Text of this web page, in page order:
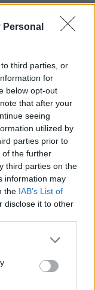
Personal
third parties, or
for
below opt-out
that after your
seeing
utilized by
parties prior to
of the further
third parties on the
information may
the IAB’s List of
disclose it to other
HPV DNA
με τις
η
διεθνές
του
μετά τη
(«Call to
του
του
Plan) της
έτυχαν τα